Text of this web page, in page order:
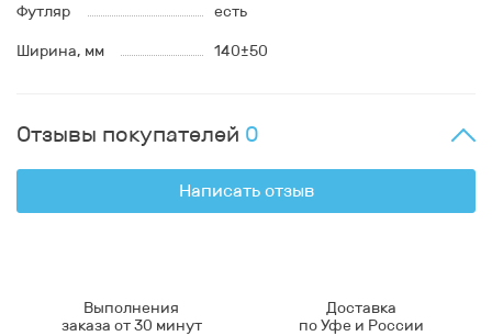
Футляр есть
Ширина, мм 140±50
Отзывы покупателей 0
Написать отзыв
Выполнения
заказа от 30 минут
Доставка
по Уфе и России